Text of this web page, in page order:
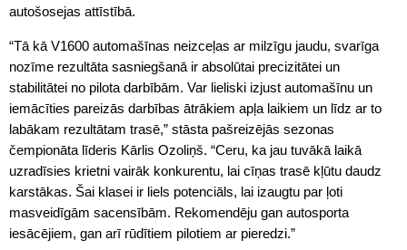
autošosejas attīstībā.
“Tā kā V1600 automašīnas neizceļas ar milzīgu jaudu, svarīga
nozīme rezultāta sasniegšanā ir absolūtai precizitātei un
stabilitātei no pilota darbībām. Var lieliski izjust automašīnu un
iemācīties pareizās darbības ātrākiem apļa laikiem un līdz ar to
labākam rezultātam trasē,” stāsta pašreizējās sezonas
čempionāta līderis Kārlis Ozoliņš. “Ceru, ka jau tuvākā laikā
uzradīsies krietni vairāk konkurentu, lai cīņas trasē kļūtu daudz
karstākas. Šai klasei ir liels potenciāls, lai izaugtu par ļoti
masveidīgām sacensībām. Rekomendēju gan autosporta
iesācējiem, gan arī rūdītiem pilotiem ar pieredzi.”